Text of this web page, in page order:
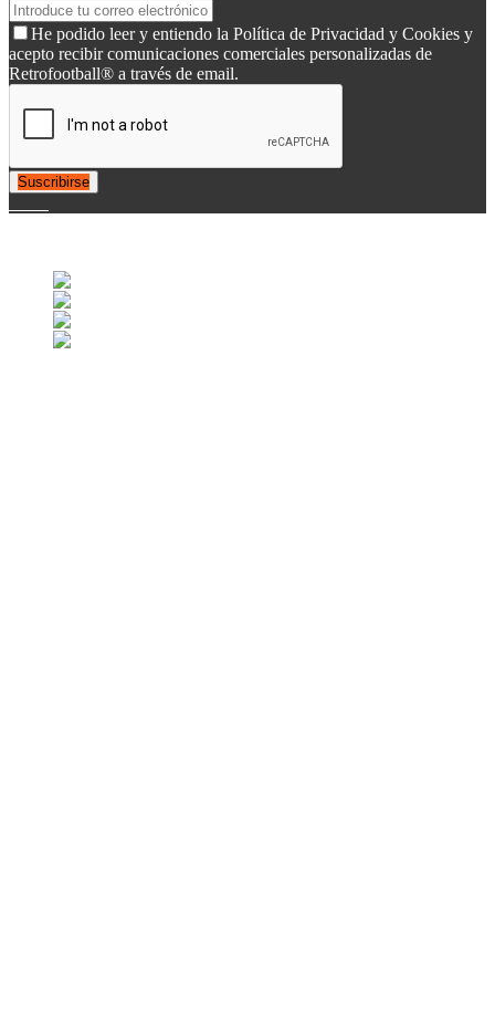
He podido leer y entiendo la Política de Privacidad y Cookies y
acepto recibir comunicaciones comerciales personalizadas de
Retrofootball® a través de email.
Suscribirse